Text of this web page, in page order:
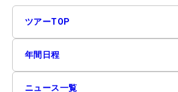
ツアーTOP
年間日程
ニュース一覧